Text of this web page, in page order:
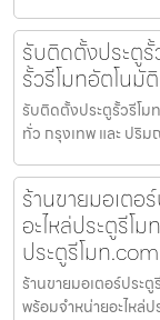
รับติดตั้งประตูรั้
รั้วรีโมทอัตโน
รับติดตั้งประตูรั้วรีโม
ทั่ว กรุงเทพ และ ปริ
ร้านขายมอเตอ
อะไหล่ประตูรีโ
ประตูรีโมท.com
ร้านขายมอเตอร์ประ
พร้อมจำหน่ายอะไหล่